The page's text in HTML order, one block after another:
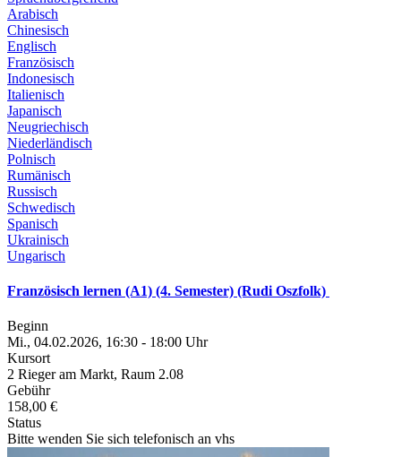
Arabisch
Chinesisch
Englisch
Französisch
Indonesisch
Italienisch
Japanisch
Neugriechisch
Niederländisch
Polnisch
Rumänisch
Russisch
Schwedisch
Spanisch
Ukrainisch
Ungarisch
Französisch lernen (A1) (4. Semester) (Rudi Oszfolk)
Beginn
Mi., 04.02.2026, 16:30 - 18:00 Uhr
Kursort
2 Rieger am Markt, Raum 2.08
Gebühr
158,00 €
Status
Bitte wenden Sie sich telefonisch an vhs